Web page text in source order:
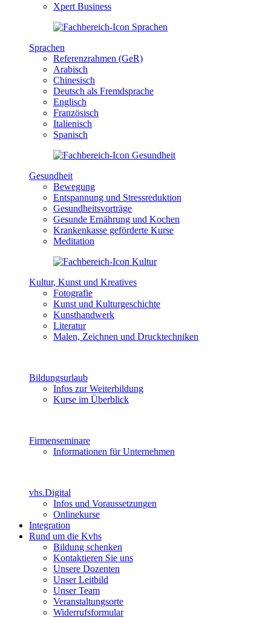
Xpert Business
Sprachen
Referenzrahmen (GeR)
Arabisch
Chinesisch
Deutsch als Fremdsprache
Englisch
Französisch
Italienisch
Spanisch
Gesundheit
Bewegung
Entspannung und Stressreduktion
Gesundheitsvorträge
Gesunde Ernährung und Kochen
Krankenkasse geförderte Kurse
Meditation
Kultur, Kunst und Kreatives
Fotografie
Kunst und Kulturgeschichte
Kunsthandwerk
Literatur
Malen, Zeichnen und Drucktechniken
Bildungsurlaub
Infos zur Weiterbildung
Kurse im Überblick
Firmenseminare
Informationen für Unternehmen
vhs.Digital
Infos und Voraussetzungen
Onlinekurse
Integration
Rund um die Kvhs
Bildung schenken
Kontaktieren Sie uns
Unsere Dozenten
Unser Leitbild
Unser Team
Veranstaltungsorte
Widerrufsformular